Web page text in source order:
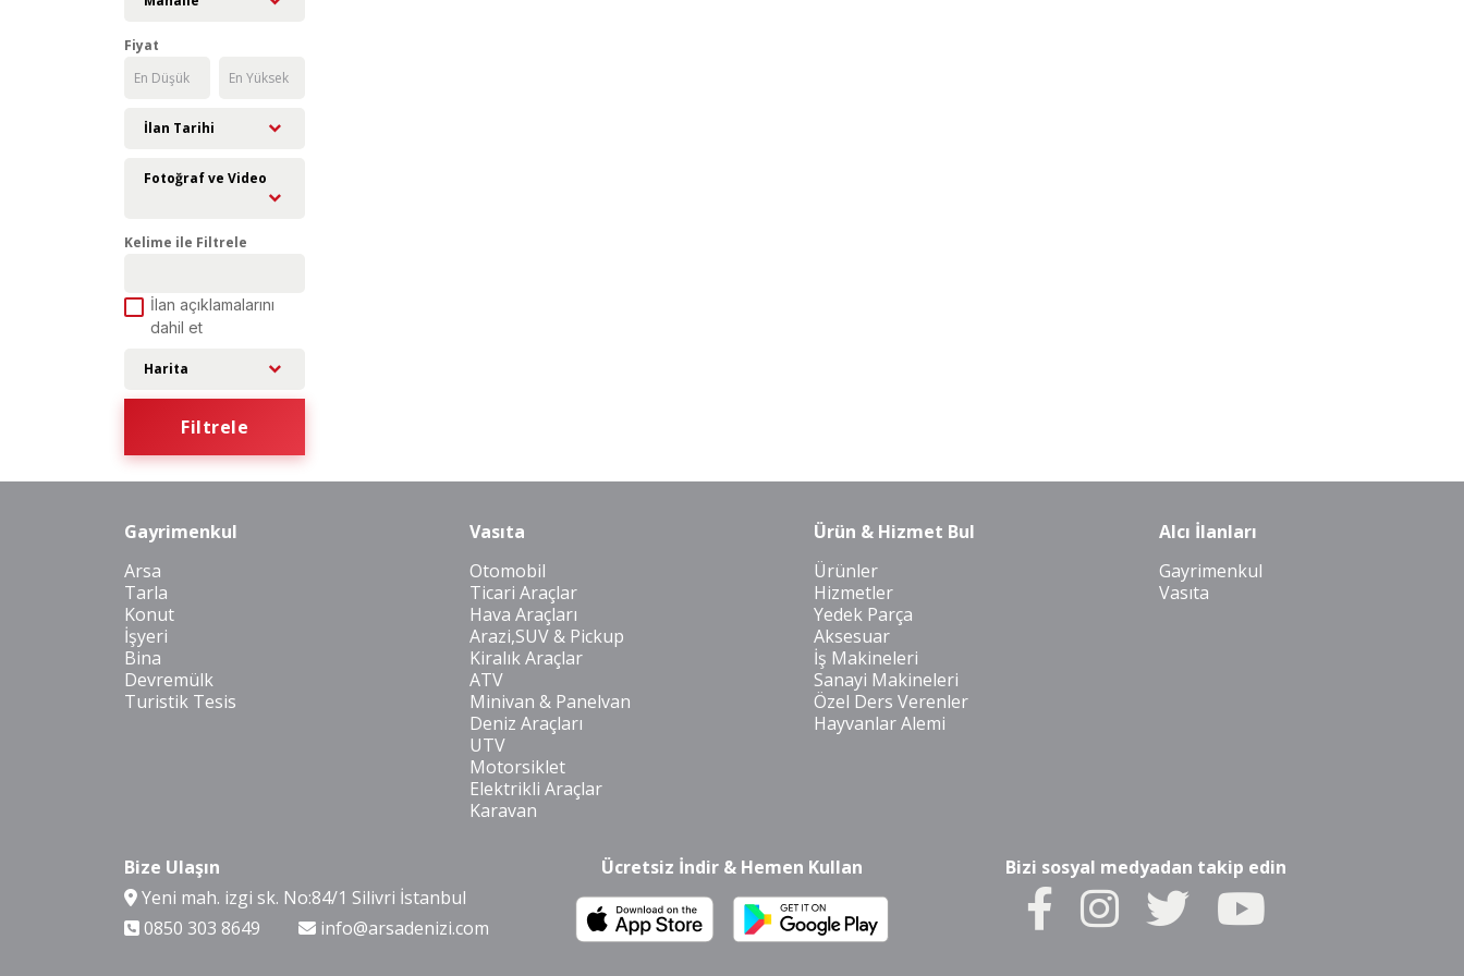
Fiyat
İlan Tarihi
Fotoğraf ve Video
Kelime ile Filtrele
İlan açıklamalarını
dahil et
Harita
Filtrele
Gayrimenkul
Arsa
Tarla
Konut
İşyeri
Bina
Devremülk
Turistik Tesis
Vasıta
Otomobil
Ticari Araçlar
Hava Araçları
Arazi,SUV & Pickup
Kiralık Araçlar
ATV
Minivan & Panelvan
Deniz Araçları
UTV
Motorsiklet
Elektrikli Araçlar
Karavan
Ürün & Hizmet Bul
Ürünler
Hizmetler
Yedek Parça
Aksesuar
İş Makineleri
Sanayi Makineleri
Özel Ders Verenler
Hayvanlar Alemi
Alcı İlanları
Gayrimenkul
Vasıta
Bize Ulaşın
Yeni mah. izgi sk. No:84/1 Silivri İstanbul
0850 303 8649
info@arsadenizi.com
Ücretsiz İndir & Hemen Kullan Bizi sosyal medyadan takip edin